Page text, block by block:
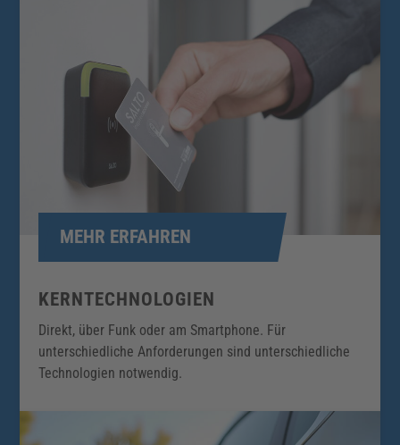
MEHR ERFAHREN
KERNTECHNOLOGIEN
Direkt, über Funk oder am Smartphone. Für
unterschiedliche Anforderungen sind unterschiedliche
Technologien notwendig.